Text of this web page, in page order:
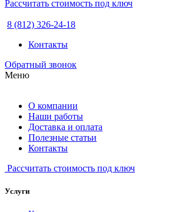
Рассчитать стоимость под ключ
8 (812) 326-24-18
Контакты
Обратный звонок
Меню
О компании
Наши работы
Доставка и оплата
Полезные статьи
Контакты
Рассчитать стоимость под ключ
Услуги